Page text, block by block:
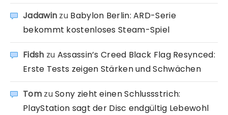
Jadawin zu Babylon Berlin: ARD-Serie
bekommt kostenloses Steam-Spiel
Fidsh zu Assassin’s Creed Black Flag Resynced:
Erste Tests zeigen Stärken und Schwächen
TomzuSony zieht einen Schlussstrich:
PlayStation sagt der Disc endgültig Lebewohl